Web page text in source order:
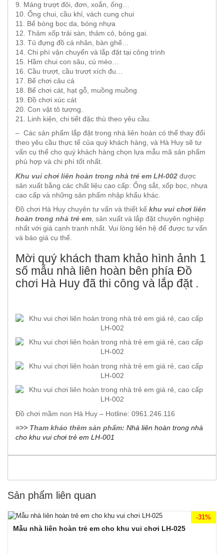
9. Máng trượt đôi, đơn, xoắn, ống…
10. Ống chui, cầu khỉ, vách cung chui
11. Bể bóng bọc da, bóng nhựa
12. Thảm xốp trải sàn, thảm cỏ, bóng gai.
13. Tủ đựng đồ cá nhân, bàn ghế…
14. Chi phí vận chuyển và lắp đặt tại công trình
15. Hầm chui con sâu, cú mèo…
16. Cầu trượt, cầu trượt xích đu…
17. Bể chơi câu cá
18. Bể chơi cát, hạt gỗ, muồng muồng
19. Đồ chơi xúc cát
20. Con vật tô tượng.
21. Linh kiện, chi tiết đặc thù theo yêu cầu.
– Các sản phẩm lắp đặt trong nhà liên hoàn có thể thay đổi
theo yêu cầu thực tế của quý khách hàng, và Hà Huy sẽ tư
vấn cụ thể cho quý khách hàng chọn lựa mẫu mã sản phẩm
phù hợp và chi phí tốt nhất.
Khu vui chơi liên hoàn trong nhà trẻ em LH-002 được
sản xuất bằng các chất liệu cao cấp: Ống sắt, xốp bọc, nhựa
cao cấp và những sản phẩm nhập khẩu khác.
Đồ chơi Hà Huy chuyên tư vấn và thiết kế khu vui chơi liên
hoàn trong nhà trẻ em, sản xuất và lắp đặt chuyên nghiệp
nhất với giá cạnh tranh nhất. Vui lòng liên hệ để được tư vấn
và báo giá cụ thể.
Mời quý khách tham khảo hình ảnh 1
số mẫu nhà liên hoàn bên phía Đồ
chơi Hà Huy đã thi công và lắp đặt .
Đồ chơi mầm non Hà Huy – Hotline: 0961.246.116
=>> Tham khảo thêm sản phẩm: Nhà liên hoàn trong nhà
cho khu vui chơi trẻ em LH-001
Sản phẩm liên quan
-31%
Mẫu nhà liên hoàn trẻ em cho khu vui chơi LH-025